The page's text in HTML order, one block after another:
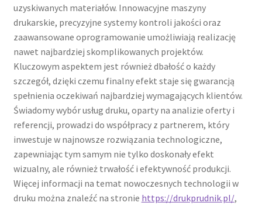
uzyskiwanych materiałów. Innowacyjne maszyny
drukarskie, precyzyjne systemy kontroli jakości oraz
zaawansowane oprogramowanie umożliwiają realizację
nawet najbardziej skomplikowanych projektów.
Kluczowym aspektem jest również dbałość o każdy
szczegół, dzięki czemu finalny efekt staje się gwarancją
spełnienia oczekiwań najbardziej wymagających klientów.
Świadomy wybór usług druku, oparty na analizie oferty i
referencji, prowadzi do współpracy z partnerem, który
inwestuje w najnowsze rozwiązania technologiczne,
zapewniając tym samym nie tylko doskonały efekt
wizualny, ale również trwałość i efektywność produkcji.
Więcej informacji na temat nowoczesnych technologii w
druku można znaleźć na stronie https://drukprudnik.pl/,